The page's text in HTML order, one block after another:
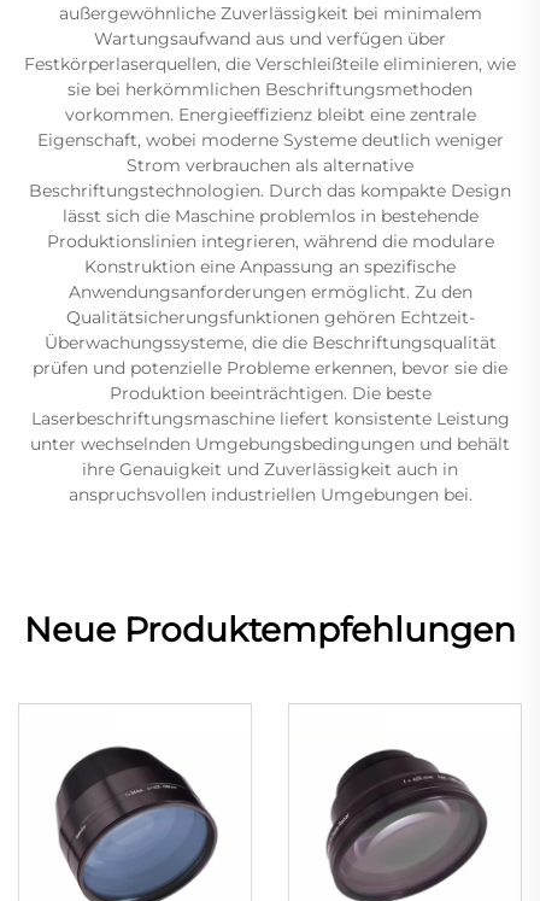
außergewöhnliche Zuverlässigkeit bei minimalem
Wartungsaufwand aus und verfügen über
Festkörperlaserquellen, die Verschleißteile eliminieren, wie
sie bei herkömmlichen Beschriftungsmethoden
vorkommen. Energieeffizienz bleibt eine zentrale
Eigenschaft, wobei moderne Systeme deutlich weniger
Strom verbrauchen als alternative
Beschriftungstechnologien. Durch das kompakte Design
lässt sich die Maschine problemlos in bestehende
Produktionslinien integrieren, während die modulare
Konstruktion eine Anpassung an spezifische
Anwendungsanforderungen ermöglicht. Zu den
Qualitätsicherungsfunktionen gehören Echtzeit-
Überwachungssysteme, die die Beschriftungsqualität
prüfen und potenzielle Probleme erkennen, bevor sie die
Produktion beeinträchtigen. Die beste
Laserbeschriftungsmaschine liefert konsistente Leistung
unter wechselnden Umgebungsbedingungen und behält
ihre Genauigkeit und Zuverlässigkeit auch in
anspruchsvollen industriellen Umgebungen bei.
Neue Produktempfehlungen